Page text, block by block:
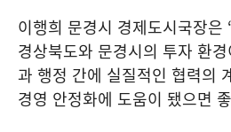
이행희 문경시 경제도시국장은
경상북도와 문경시의 투자 환
과 행정 간에 실질적인 협력의
경영 안정화에 도움이 됐으면